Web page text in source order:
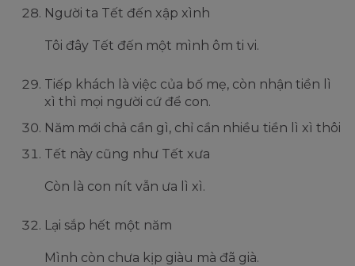
Người ta Tết đến xập xình
Tôi đây Tết đến một mình ôm ti vi.
Tiếp khách là việc của bố mẹ, còn nhận tiền lì
xì thì mọi người cứ để con.
Năm mới chả cần gì, chỉ cần nhiều tiền lì xì thôi
Tết này cũng như Tết xưa
Còn là con nít vẫn ưa lì xì.
Lại sắp hết một năm
Mình còn chưa kịp giàu mà đã già.